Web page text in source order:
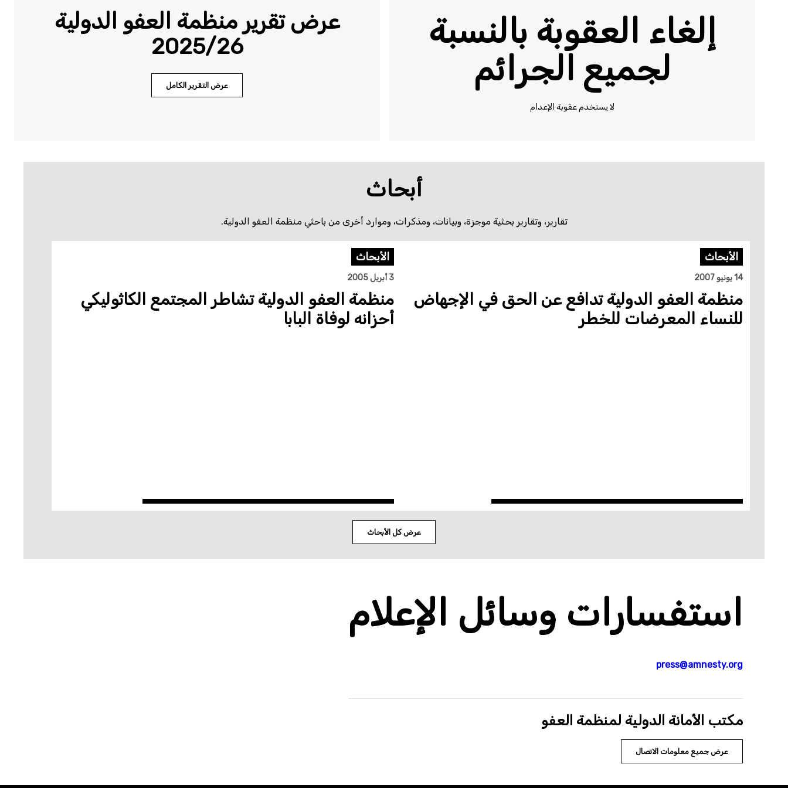
إلغاء العقوبة بالنسبة
لجميع الجرائم
لا يستخدم عقوبة الإعدام
عرض تقرير منظمة العفو الدولية
2025/26
عرض التقرير الكامل
أبحاث
تقارير، وتقارير بحثية موجزة، وبيانات، ومذكرات، وموارد أخرى من باحثي منظمة العفو الدولية.
الأبحاث
14 يونيو 2007
منظمة العفو الدولية تدافع عن الحق في الإجهاض
للنساء المعرضات للخطر
الأبحاث
3 أبريل 2005
منظمة العفو الدولية تشاطر المجتمع الكاثوليكي
أحزانه لوفاة البابا
عرض كل الأبحاث
استفسارات وسائل الإعلام
press@amnesty.org
مكتب الأمانة الدولية لمنظمة العفو
عرض جميع معلومات الاتصال